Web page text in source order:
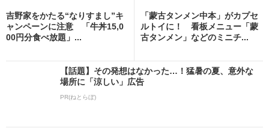
吉野家をかたる“なりすまし”キ
ャンペーンに注意 「牛丼15,0
00円分食べ放題」...
「蒙古タンメン中本」がカプセ
ルトイに！ 看板メニュー「蒙
古タンメン」などのミニチ...
【話題】その発想はなかった…！猛暑の夏、意外な
場所に「涼しい」広告
PR(ねとらぼ)